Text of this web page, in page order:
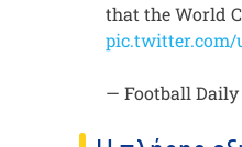
that the World
pic.twitter.com/
— Football